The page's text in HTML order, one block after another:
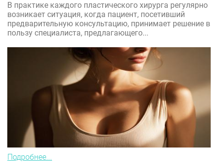
В практике каждого пластического хирурга регулярно
возникает ситуация, когда пациент, посетивший
предварительную консультацию, принимает решение в
пользу специалиста, предлагающего...
Подробнее...